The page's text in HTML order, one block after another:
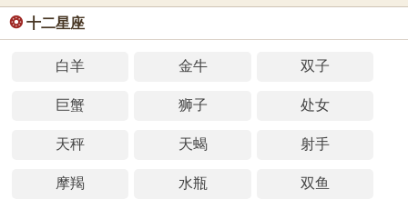
❂ 十二星座
白羊 金牛 双子
巨蟹 狮子 处女
天秤 天蝎 射手
摩羯 水瓶 双鱼